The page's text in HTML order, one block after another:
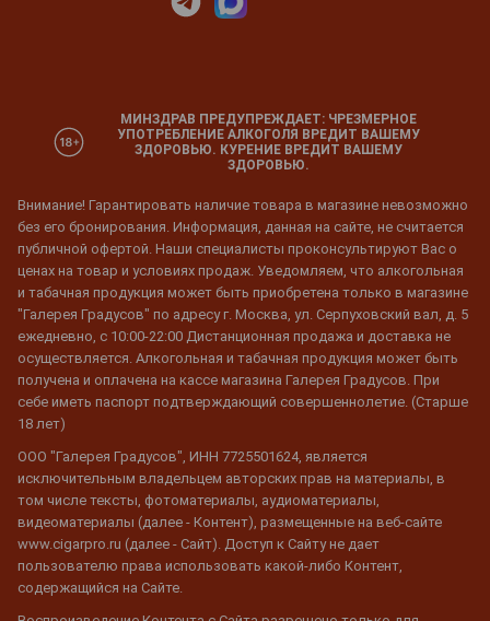
МИНЗДРАВ ПРЕДУПРЕЖДАЕТ: ЧРЕЗМЕРНОЕ
УПОТРЕБЛЕНИЕ АЛКОГОЛЯ ВРЕДИТ ВАШЕМУ
ЗДОРОВЬЮ. КУРЕНИЕ ВРЕДИТ ВАШЕМУ
ЗДОРОВЬЮ.
Внимание! Гарантировать наличие товара в магазине невозможно
без его бронирования. Информация, данная на сайте, не считается
публичной офертой. Наши специалисты проконсультируют Вас о
ценах на товар и условиях продаж. Уведомляем, что алкогольная
и табачная продукция может быть приобретена только в магазине
"Галерея Градусов" по адресу г. Москва, ул. Серпуховский вал, д. 5
ежедневно, с 10:00-22:00 Дистанционная продажа и доставка не
осуществляется. Алкогольная и табачная продукция может быть
получена и оплачена на кассе магазина Галерея Градусов. При
себе иметь паспорт подтверждающий совершеннолетие. (Старше
18 лет)
ООО "Галерея Градусов", ИНН 7725501624, является
исключительным владельцем авторских прав на материалы, в
том числе тексты, фотоматериалы, аудиоматериалы,
видеоматериалы (далее - Контент), размещенные на веб-сайте
www.cigarpro.ru (далее - Сайт). Доступ к Сайту не дает
пользователю права использовать какой-либо Контент,
содержащийся на Сайте.